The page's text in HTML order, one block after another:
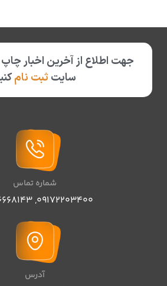
جهت اطلاع از آخرین اخبار
سایت ثبت نام
شماره تماس
09172203400
,
آدرس